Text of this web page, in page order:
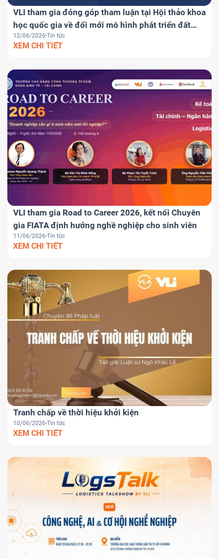
VLI tham gia đóng góp tham luận tại Hội thảo khoa
học quốc gia về đổi mới mô hình phát triển đất
nước
12/06/2026 Tin tức
XEM CHI TIẾT
VLI tham gia Road to Career 2026, kết nối Chuyên
gia FIATA định hướng nghề nghiệp cho sinh viên
11/06/2026 Tin tức
XEM CHI TIẾT
Tranh chấp về thời hiệu khởi kiện
10/06/2026 Tin tức
XEM CHI TIẾT